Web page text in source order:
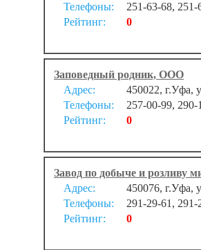
Телефоны:
251-63-68, 251-
Рейтинг:
0
Заповедный родник, ООО
Адрес:
450022, г.Уфа,
Телефоны:
257-00-99, 290-
Рейтинг:
0
Завод по добыче и розливу
Адрес:
450076, г.Уфа,
Телефоны:
291-29-61, 291-
Рейтинг:
0